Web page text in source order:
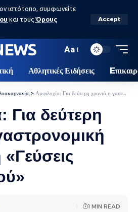
ιστότοπο, συμφωνείτε
και τους Όρους
Accept
Aa
Αθλητικές Ειδήσεις
> Αμφιλοχία: Για δεύτερη χρονιά η γαστρονομική εκδήλωση «Γεύσεις Αμβρακικού»
Για δεύτερη
1 MIN READ